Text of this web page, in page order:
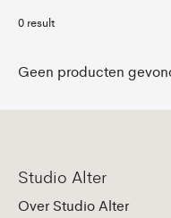
0 result
Geen producten
Studio Alter
Over Studio Alter